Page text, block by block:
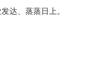
、蒸蒸日上。